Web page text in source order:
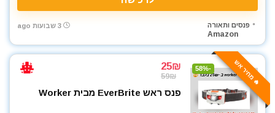
פנסים ותאורה
Amazon
3 שבועות ago
🔥 מחיר אש -58%
25₪
59₪
פנס ראש EverBrite מבית Worker